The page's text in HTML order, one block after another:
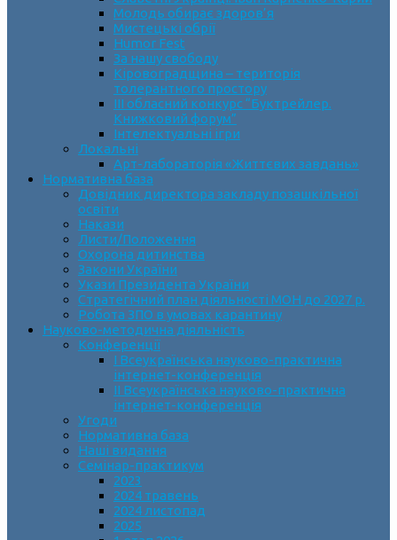
Молодь обирає здоров’я
Мистецькі обрії
Humor Fest
За нашу свободу
Кіровоградщина – територія
толерантного простору
ІII обласний конкурс “Буктрейлер.
Книжковий форум”
Інтелектуальні ігри
Локальні
Арт-лабораторія «Життєвих завдань»
Нормативна база
Довідник директора закладу позашкільної
освіти
Накази
Листи/Положення
Охорона дитинства
Закони України
Укази Президента України
Стратегічний план діяльності МОН до 2027 р.
Робота ЗПО в умовах карантину
Науково-методична діяльність
Конференції
І Всеукраїнська науково-практична
інтернет-конференція
ІІ Всеукраїнська науково-практична
інтернет-конференція
Угоди
Нормативна база
Наші видання
Семінар-практикум
2023
2024 травень
2024 листопад
2025